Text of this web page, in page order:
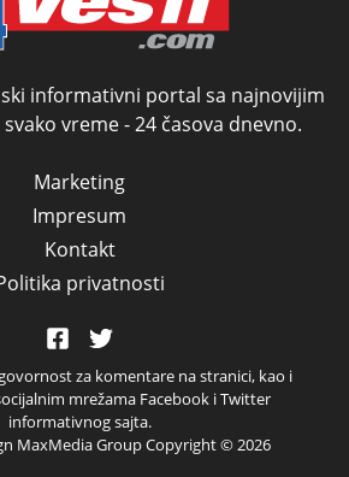
uprkos 22.
informativni portal sa najnovijim
vreme - 24 časova dnevno.
Marketing
Impresum
Kontakt
privatnosti
za komentare na stranici, kao i
mrežama Facebook i Twitter
informativnog sajta.
MaxMedia Group Copyright © 2026